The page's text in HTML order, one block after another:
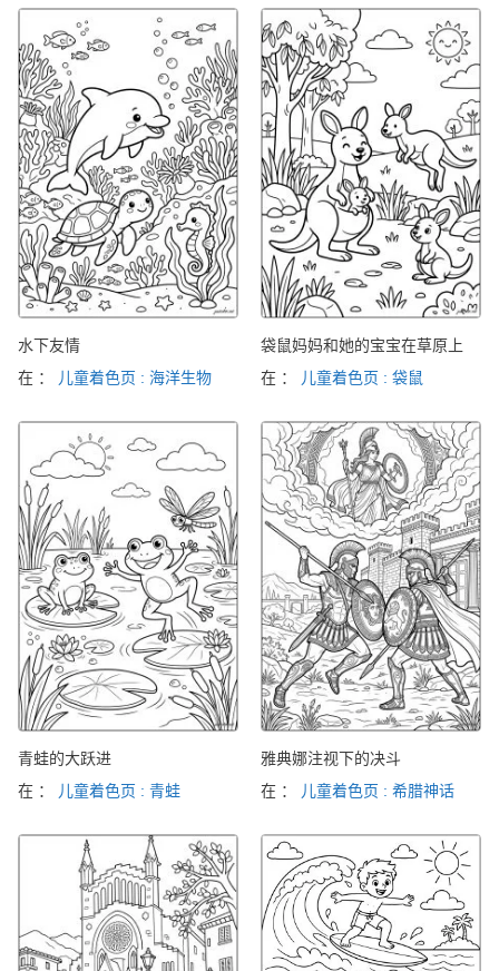
水下友情
在 ：
儿童着色页 : 海洋生物
袋鼠妈妈和她的宝宝在草原上
在 ：
儿童着色页 : 袋鼠
青蛙的大跃进
在 ：
儿童着色页 : 青蛙
雅典娜注视下的决斗
在 ：
儿童着色页 : 希腊神话